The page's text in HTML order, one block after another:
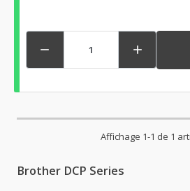
 
Affichage 1-1 de 1
Brother DCP Series